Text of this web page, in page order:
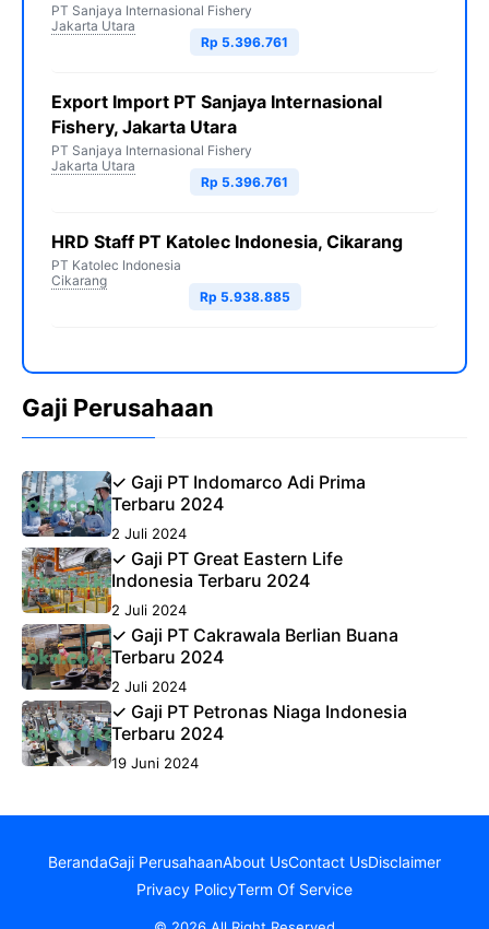
PT Sanjaya Internasional Fishery
Jakarta Utara
Rp 5.396.761
Export Import PT Sanjaya Internasional
Fishery, Jakarta Utara
PT Sanjaya Internasional Fishery
Jakarta Utara
Rp 5.396.761
HRD Staff PT Katolec Indonesia, Cikarang
PT Katolec Indonesia
Cikarang
Rp 5.938.885
Gaji Perusahaan
✓ Gaji PT Indomarco Adi Prima
Terbaru 2024
2 Juli 2024
✓ Gaji PT Great Eastern Life
Indonesia Terbaru 2024
2 Juli 2024
✓ Gaji PT Cakrawala Berlian Buana
Terbaru 2024
2 Juli 2024
✓ Gaji PT Petronas Niaga Indonesia
Terbaru 2024
19 Juni 2024
BerandaGaji PerusahaanAbout UsContact UsDisclaimer
Privacy PolicyTerm Of Service